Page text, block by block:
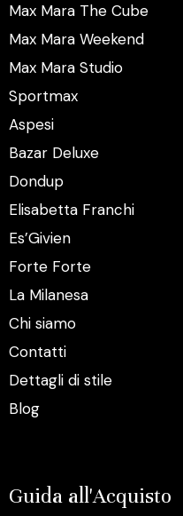
Max Mara The Cube
Max Mara Weekend
Max Mara Studio
Sportmax
Aspesi
Bazar Deluxe
Dondup
Elisabetta Franchi
Es’Givien
Forte Forte
La Milanesa
Chi siamo
Contatti
Dettagli di stile
Blog
Guida all'Acquisto